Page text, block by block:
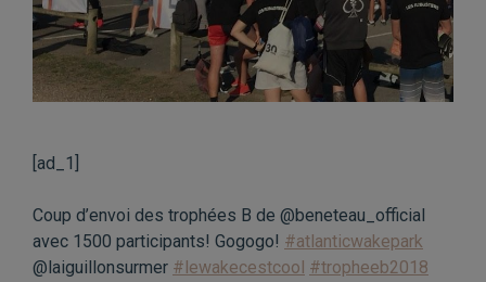
[ad_1]
Coup d’envoi des trophées B de @beneteau_official
avec 1500 participants! Gogogo! #atlanticwakepark
@laiguillonsurmer #lewakecestcool #tropheeb2018